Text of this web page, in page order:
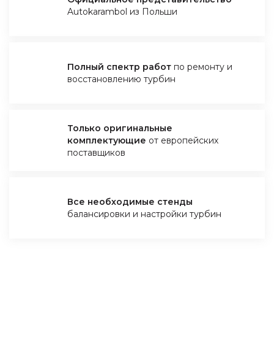
Autokarambol из Польши
Полный спектр работ по ремонту и
восстановлению турбин
Только оригинальные
комплектующие от европейских
поставщиков
Все необходимые стенды
балансировки и настройки турбин